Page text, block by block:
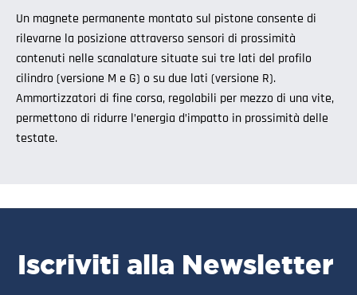
Un magnete permanente montato sul pistone consente di
rilevarne la posizione attraverso sensori di prossimità
contenuti nelle scanalature situate sui tre lati del profilo
cilindro (versione M e G) o su due lati (versione R).
Ammortizzatori di fine corsa, regolabili per mezzo di una vite,
permettono di ridurre l’energia d’impatto in prossimità delle
testate.
Iscriviti alla Newsletter